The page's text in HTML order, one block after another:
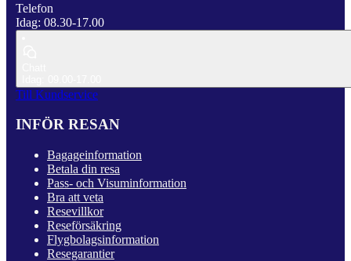
Telefon
Idag: 08.30-17.00
Till Kundservice
INFÖR RESAN
Bagageinformation
Betala din resa
Pass- och Visuminformation
Bra att veta
Resevillkor
Reseförsäkring
Flygbolagsinformation
Resegarantier